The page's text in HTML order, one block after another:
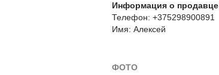
Информация о продавце
Телефон: +375298900891
Имя: Алексей
ФОТО